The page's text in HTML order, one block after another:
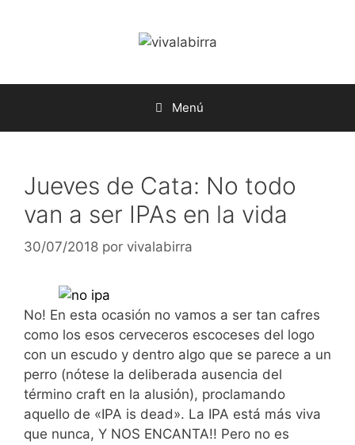
Menú
Jueves de Cata: No todo
van a ser IPAs en la vida
30/07/2018 por vivalabirra
No! En esta ocasión no vamos a ser tan cafres
como los esos cerveceros escoceses del logo
con un escudo y dentro algo que se parece a un
perro (nótese la deliberada ausencia del
término craft en la alusión), proclamando
aquello de «IPA is dead». La IPA está más viva
que nunca, Y NOS ENCANTA!! Pero no es